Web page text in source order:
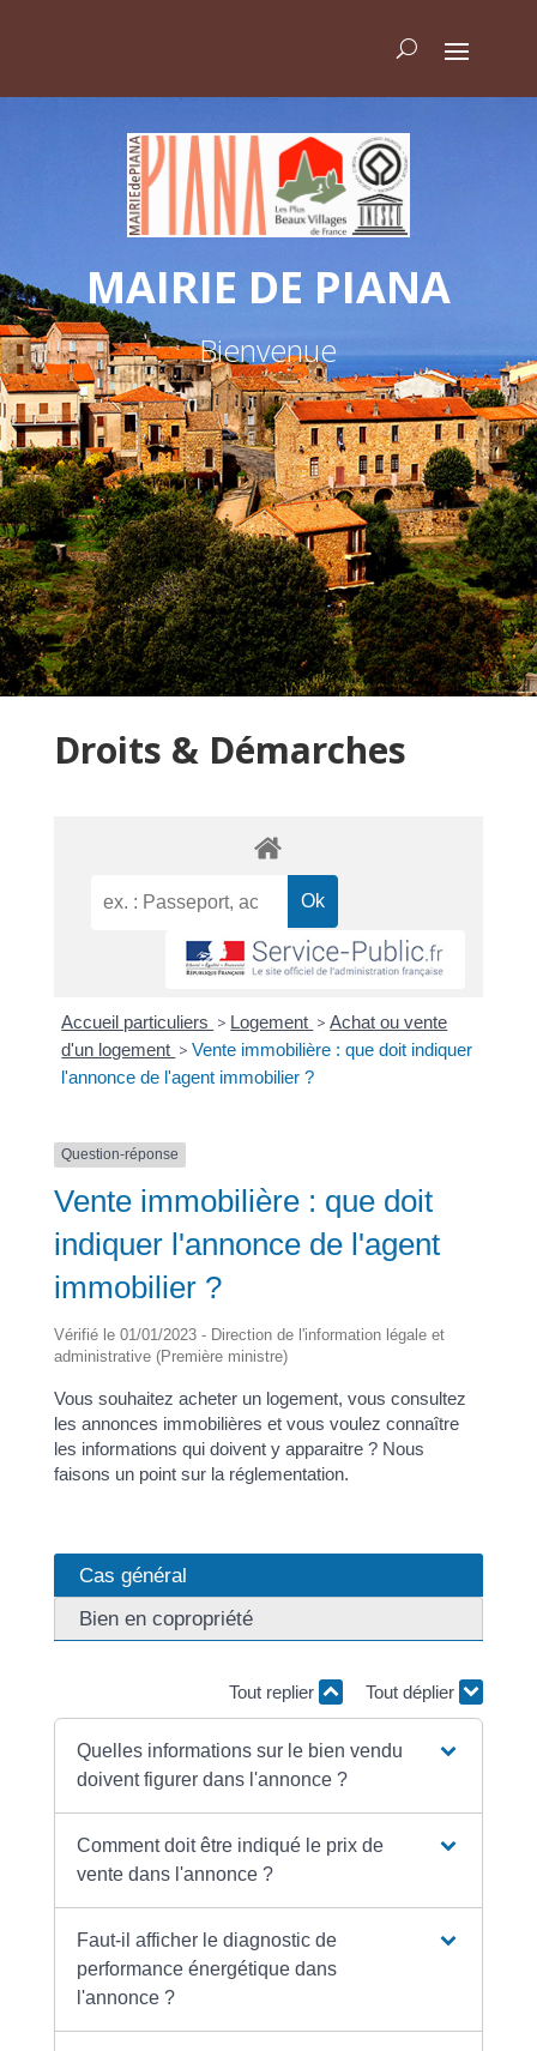
MAIRIE DE PIANA
Bienvenue
Droits & Démarches
Accueil particuliers > Logement > Achat ou vente
d'un logement > Vente immobilière : que doit indiquer
l'annonce de l'agent immobilier ?
Question-réponse
Vente immobilière : que doit
indiquer l'annonce de l'agent
immobilier ?
Vérifié le 01/01/2023 - Direction de l'information légale et
administrative (Première ministre)
Vous souhaitez acheter un logement, vous consultez
les annonces immobilières et vous voulez connaître
les informations qui doivent y apparaitre ? Nous
faisons un point sur la réglementation.
Cas général
Bien en copropriété
Tout replier Tout déplier
Quelles informations sur le bien vendu
doivent figurer dans l'annonce ?
Comment doit être indiqué le prix de
vente dans l'annonce ?
Faut-il afficher le diagnostic de
performance énergétique dans
l'annonce ?